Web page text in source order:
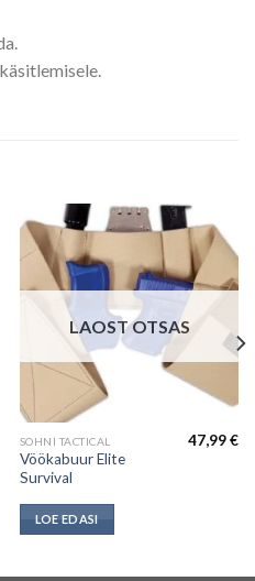
LAOST OTSAS
SOHNI TACTICAL
Vöökabuur Elite
Survival
47,99€
LOE EDASI